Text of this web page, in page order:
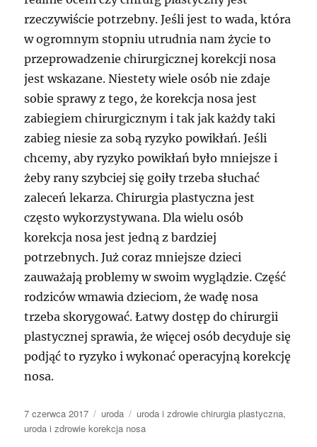
rzeczywiście potrzebny. Jeśli jest to wada, która
w ogromnym stopniu utrudnia nam życie to
przeprowadzenie chirurgicznej korekcji nosa
jest wskazane. Niestety wiele osób nie zdaje
sobie sprawy z tego, że korekcja nosa jest
zabiegiem chirurgicznym i tak jak każdy taki
zabieg niesie za sobą ryzyko powikłań. Jeśli
chcemy, aby ryzyko powikłań było mniejsze i
żeby rany szybciej się goiły trzeba słuchać
zaleceń lekarza. Chirurgia plastyczna jest
często wykorzystywana. Dla wielu osób
korekcja nosa jest jedną z bardziej
potrzebnych. Już coraz mniejsze dzieci
zauważają problemy w swoim wyglądzie. Część
rodziców wmawia dzieciom, że wadę nosa
trzeba skorygować. Łatwy dostęp do chirurgii
plastycznej sprawia, że więcej osób decyduje się
podjąć to ryzyko i wykonać operacyjną korekcję
nosa.
Data
publikacji
7 czerwca 2017 Kategorie
uroda Tagi
uroda i zdrowie chirurgia plastyczna,
uroda i zdrowie korekcja nosa